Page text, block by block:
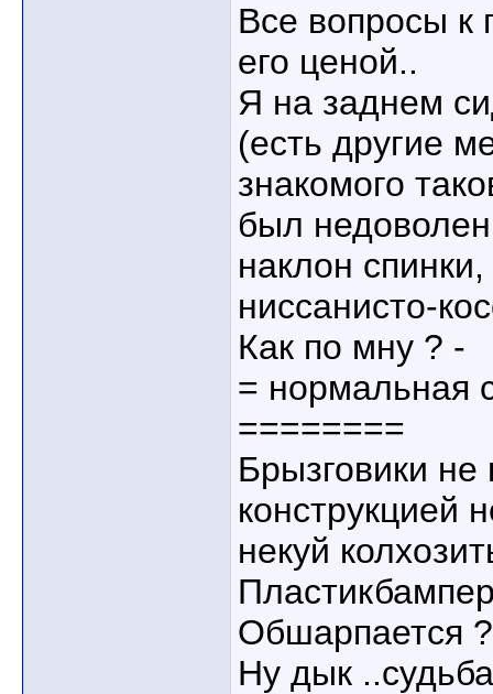
Все вопросы к
его ценой..
Я на заднем
(есть другие
знакомого
был
наклон
ниссанисто-
Как по мну ? -
= нормальная
========
Брызговики
конструкцией
некуй
Обшарпается ?
Ну дык